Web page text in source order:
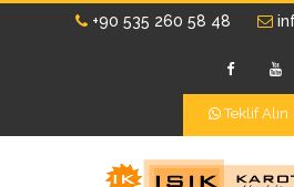
+90 535 260 58 48
Teklif Alın